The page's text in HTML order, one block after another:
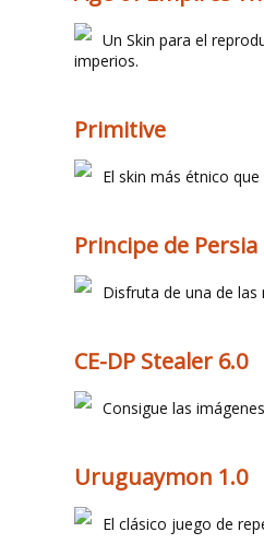
Un Skin para el
imperios.
Primitive
El skin más étnico
Principe de
Disfruta de una de las
CE-DP Stealer 6.0
Consigue las
Uruguaymon 1.0
El clásico juego de